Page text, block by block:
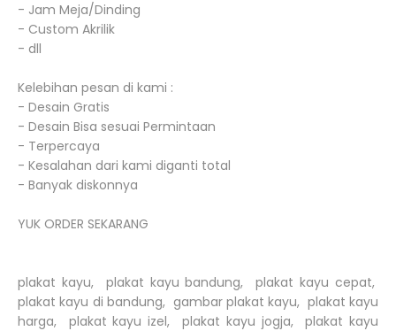
- Jam Meja/Dinding
- Custom Akrilik
- dll
Kelebihan pesan di kami :
- Desain Gratis
- Desain Bisa sesuai Permintaan
- Terpercaya
- Kesalahan dari kami diganti total
- Banyak diskonnya
YUK ORDER SEKARANG
plakat kayu, plakat kayu bandung, plakat kayu cepat,
plakat kayu di bandung, gambar plakat kayu, plakat kayu
harga, plakat kayu izel, plakat kayu jogja, plakat kayu